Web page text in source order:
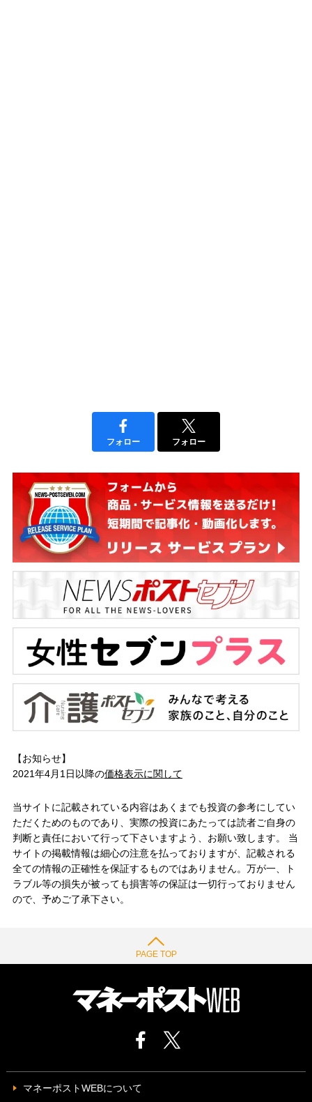
フォロー フォロー
【お知らせ】
2021年4月1日以降の価格表示に関して
当サイトに記載されている内容はあくまでも投資の参考にしてい
ただくためのものであり、実際の投資にあたっては読者ご自身の
判断と責任において行って下さいますよう、お願い致します。 当
サイトの掲載情報は細心の注意を払っておりますが、記載される
全ての情報の正確性を保証するものではありません。万が一、ト
ラブル等の損失が被っても損害等の保証は一切行っておりません
ので、予めご了承下さい。
PAGE TOP
マネーポストWEBについて